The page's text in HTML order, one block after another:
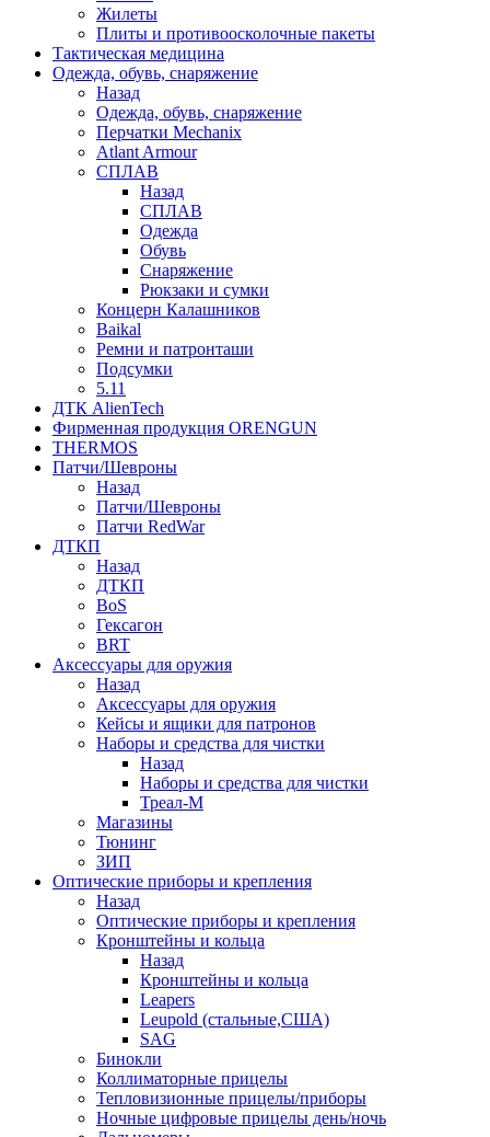
Жилеты
Плиты и противоосколочные пакеты
Тактическая медицина
Одежда, обувь, снаряжение
Назад
Одежда, обувь, снаряжение
Перчатки Mechanix
Atlant Armour
СПЛАВ
Назад
СПЛАВ
Одежда
Обувь
Снаряжение
Рюкзаки и сумки
Концерн Калашников
Baikal
Ремни и патронташи
Подсумки
5.11
ДТК AlienTech
Фирменная продукция ORENGUN
THERMOS
Патчи/Шевроны
Назад
Патчи/Шевроны
Патчи RedWar
ДТКП
Назад
ДТКП
BoS
Гексагон
BRT
Аксессуары для оружия
Назад
Аксессуары для оружия
Кейсы и ящики для патронов
Наборы и средства для чистки
Назад
Наборы и средства для чистки
Треал-М
Магазины
Тюнинг
ЗИП
Оптические приборы и крепления
Назад
Оптические приборы и крепления
Кронштейны и кольца
Назад
Кронштейны и кольца
Leapers
Leupold (стальные,США)
SAG
Бинокли
Коллиматорные прицелы
Тепловизионные прицелы/приборы
Ночные цифровые прицелы день/ночь